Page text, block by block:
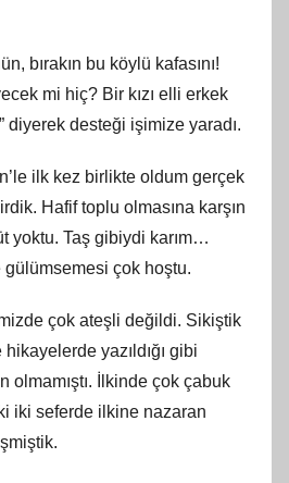
bırakın bu köylü kafasını!
mi hiç? Bir kızı elli erkek
diyerek desteği işimize yaradı.
ilk kez birlikte oldum gerçek
Hafif toplu olmasına karşın
yoktu. Taş gibiydi karım…
çok hoştu.
çok ateşli değildi. Sikiştik
yazıldığı gibi
olmamıştı. İlkinde çok çabuk
iki seferde ilkine nazaran